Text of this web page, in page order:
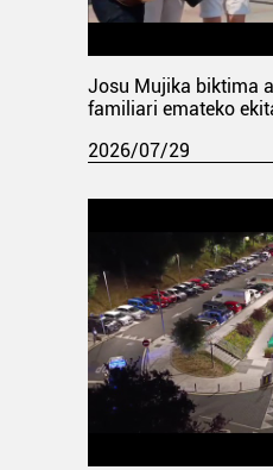
Josu Mujika biktima
familiari emateko
2026/07/29